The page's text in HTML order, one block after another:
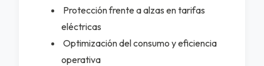
Protección frente a alzas en tarifas
eléctricas
Optimización del consumo y eficiencia
operativa